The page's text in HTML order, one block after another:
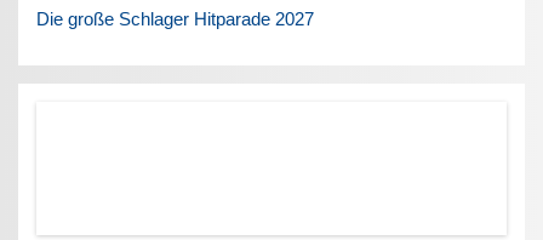
Die große Schlager Hitparade 2027